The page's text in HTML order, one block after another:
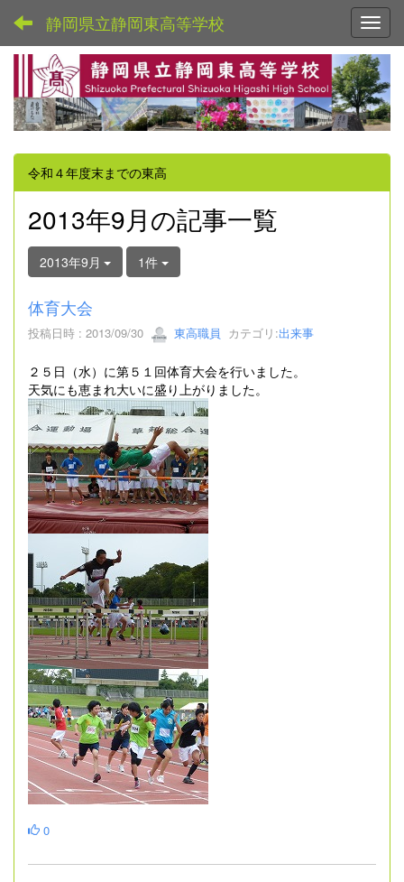
静岡県立静岡東高等学校
令和４年度末までの東高
2013年9月の記事一覧
2013年9月 1件
体育大会
投稿日時 : 2013/09/30 東高職員 カテゴリ:出来事
２５日（水）に第５１回体育大会を行いました。
天気にも恵まれ大いに盛り上がりました。
0